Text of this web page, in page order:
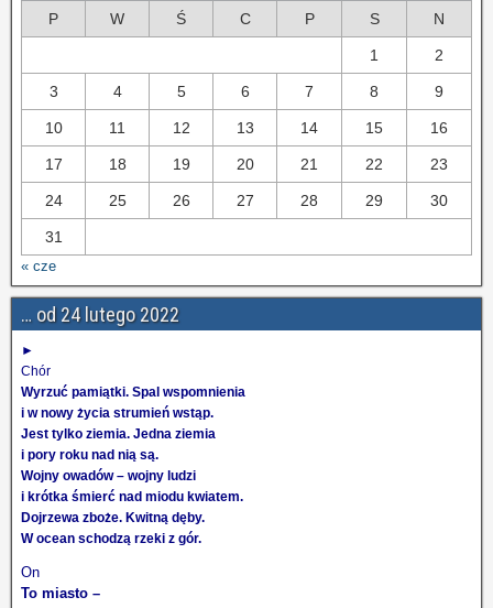
P W Ś C P S N
1 2
3 4 5 6 7 8 9
10 11 12 13 14 15 16
17 18 19 20 21 22 23
24 25 26 27 28 29 30
31
« cze
… od 24 lutego 2022
►
Chór
Wyrzuć pamiątki. Spal wspomnienia
i w nowy życia strumień wstąp.
Jest tylko ziemia. Jedna ziemia
i pory roku nad nią są.
Wojny owadów – wojny ludzi
i krótka śmierć nad miodu kwiatem.
Dojrzewa zboże. Kwitną dęby.
W ocean schodzą rzeki z gór.
On
To miasto –